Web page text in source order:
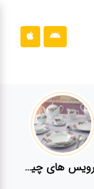
سرویس های چینی زرین